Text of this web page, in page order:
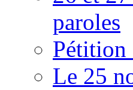
paroles
Pétition
Le 25